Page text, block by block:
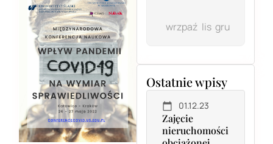
wrzpaź lis gru
Ostatnie wpisy
01.12.23
Zajęcie
nieruchomości